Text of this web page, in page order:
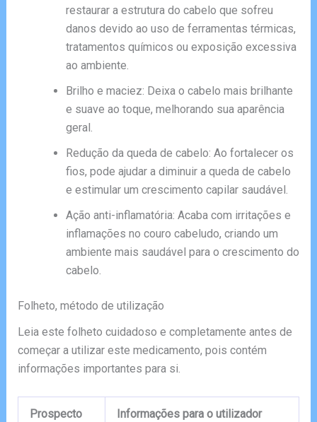
restaurar a estrutura do cabelo que sofreu
danos devido ao uso de ferramentas térmicas,
tratamentos químicos ou exposição excessiva
ao ambiente.
Brilho e maciez: Deixa o cabelo mais brilhante
e suave ao toque, melhorando sua aparência
geral.
Redução da queda de cabelo: Ao fortalecer os
fios, pode ajudar a diminuir a queda de cabelo
e estimular um crescimento capilar saudável.
Ação anti-inflamatória: Acaba com irritações e
inflamações no couro cabeludo, criando um
ambiente mais saudável para o crescimento do
cabelo.
Folheto, método de utilização
Leia este folheto cuidadoso e completamente antes de
começar a utilizar este medicamento, pois contém
informações importantes para si.
Prospecto Informações para o utilizador